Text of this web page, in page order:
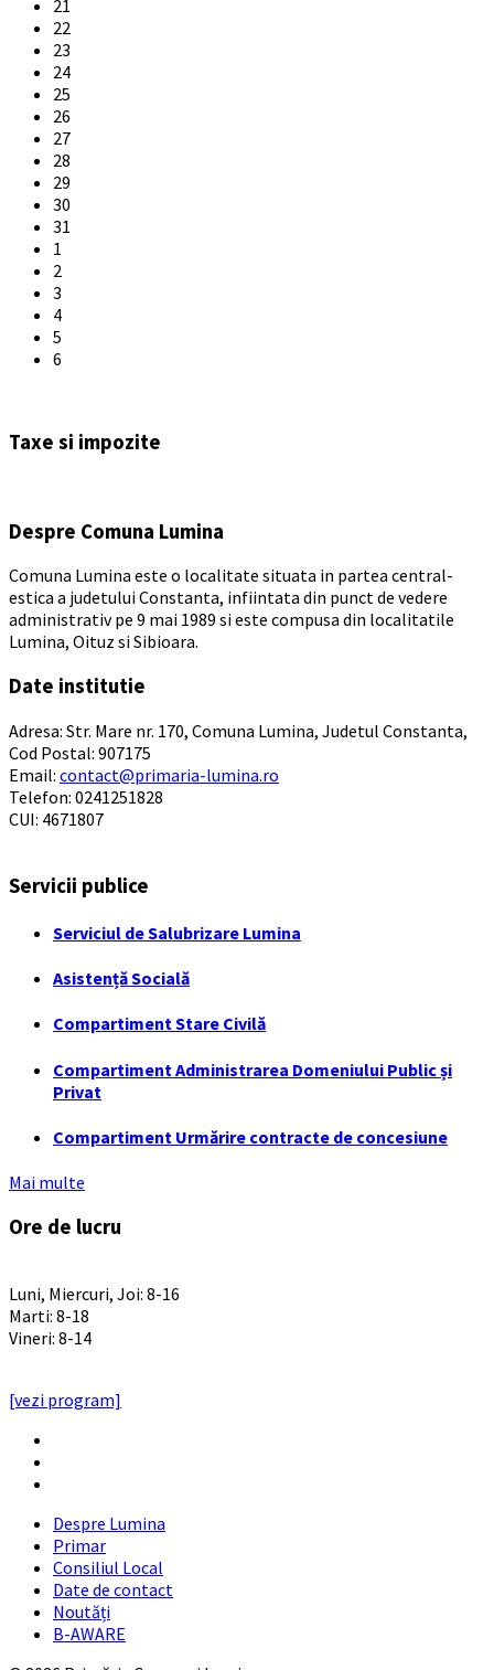
21
22
23
24
25
26
27
28
29
30
31
1
2
3
4
5
6
calendar
Taxe si impozite
Despre Comuna Lumina
Comuna Lumina este o localitate situata in partea central-
estica a judetului Constanta, infiintata din punct de vedere
administrativ pe 9 mai 1989 si este compusa din localitatile
Lumina, Oituz si Sibioara.
Date institutie
Adresa: Str. Mare nr. 170, Comuna Lumina, Judetul Constanta,
Cod Postal: 907175
Email: contact@primaria-lumina.ro
Telefon: 0241251828
CUI: 4671807
Servicii publice
Serviciul de Salubrizare Lumina
Asistență Socială
Compartiment Stare Civilă
Compartiment Administrarea Domeniului Public și
Privat
Compartiment Urmărire contracte de concesiune
Mai multe
Ore de lucru
Luni, Miercuri, Joi: 8-16
Marti: 8-18
Vineri: 8-14
[vezi program]
Despre Lumina
Primar
Consiliul Local
Date de contact
Noutăți
B-AWARE